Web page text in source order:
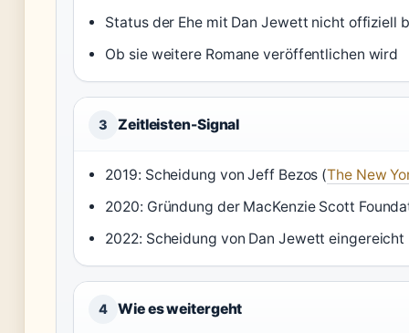
Status der Ehe mit Dan Jewett nicht offiziell
Ob sie weitere Romane veröffentlichen wird
3 Zeitleisten-Signal
2019: Scheidung von Jeff Bezos (The New
2020: Gründung der MacKenzie Scott
2022: Scheidung von Dan Jewett eingereicht
4 Wie es weitergeht